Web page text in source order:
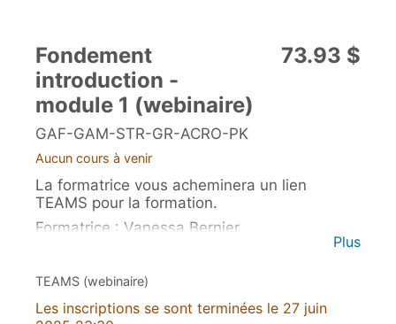
Fondement
introduction -
module 1 (webinaire)
GAF-GAM-STR-GR-ACRO-PK
Aucun cours à venir
73.93 $
La formatrice vous acheminera un lien
TEAMS pour la formation.
Formatrice : Vanessa Bernier
Plus
TEAMS (webinaire)
Les inscriptions se sont terminées le 27 juin